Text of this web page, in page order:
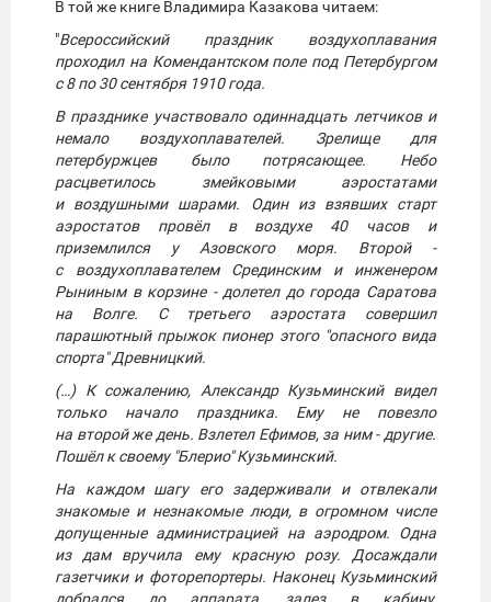
В той же книге Владимира Казакова читаем:
"Всероссийский праздник воздухоплавания
проходил на Комендантском поле под Петербургом
с 8 по 30 сентября 1910 года.
В празднике участвовало одиннадцать летчиков и
немало воздухоплавателей. Зрелище для
петербуржцев было потрясающее. Небо
расцветилось змейковыми аэростатами
и воздушными шарами. Один из взявших старт
аэростатов провёл в воздухе 40 часов и
приземлился у Азовского моря. Второй -
с воздухоплавателем Срединским и инженером
Рыниным в корзине - долетел до города Саратова
на Волге. С третьего аэростата совершил
парашютный прыжок пионер этого "опасного вида
спорта" Древницкий.
(…) К сожалению, Александр Кузьминский видел
только начало праздника. Ему не повезло
на второй же день. Взлетел Ефимов, за ним - другие.
Пошёл к своему "Блерио" Кузьминский.
На каждом шагу его задерживали и отвлекали
знакомые и незнакомые люди, в огромном числе
допущенные администрацией на аэродром. Одна
из дам вручила ему красную розу. Досаждали
газетчики и фоторепортеры. Наконец Кузьминский